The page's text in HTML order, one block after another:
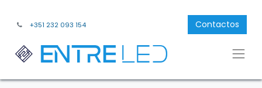
+351 232 093 154 Contactos